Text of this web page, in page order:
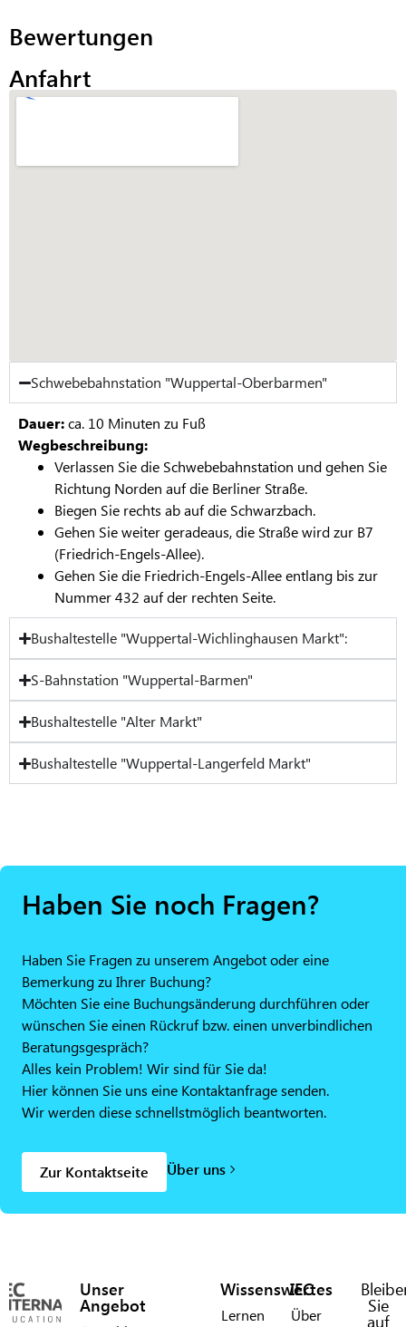
Bewertungen
Anfahrt
Schwebebahnstation "Wuppertal-Oberbarmen"
Dauer:ca. 10 Minuten zu Fuß
Wegbeschreibung:
Verlassen Sie die Schwebebahnstation und gehen Sie
Richtung Norden auf die Berliner Straße.
Biegen Sie rechts ab auf die Schwarzbach.
Gehen Sie weiter geradeaus, die Straße wird zur B7
(Friedrich-Engels-Allee).
Gehen Sie die Friedrich-Engels-Allee entlang bis zur
Nummer 432 auf der rechten Seite.
Bushaltestelle "Wuppertal-Wichlinghausen Markt":
S-Bahnstation "Wuppertal-Barmen"
Bushaltestelle "Alter Markt"
Bushaltestelle "Wuppertal-Langerfeld Markt"
Haben Sie noch Fragen?
Haben Sie Fragen zu unserem Angebot oder eine
Bemerkung zu Ihrer Buchung?
Möchten Sie eine Buchungsänderung durchführen oder
wünschen Sie einen Rückruf bzw. einen unverbindlichen
Beratungsgespräch?
Alles kein Problem! Wir sind für Sie da!
Hier können Sie uns eine Kontaktanfrage senden.
Wir werden diese schnellstmöglich beantworten.
Zur Kontaktseite Über uns
Unser
Angebot
Wissenswertes
Lernen
IEC
Über
Sie
auf